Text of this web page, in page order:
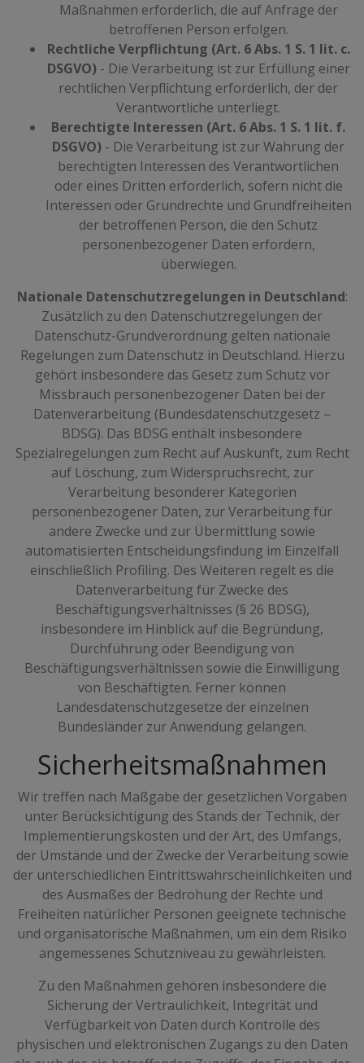
Maßnahmen erforderlich, die auf Anfrage der
betroffenen Person erfolgen.
Rechtliche Verpflichtung (Art. 6 Abs. 1 S. 1 lit. c.
DSGVO)- Die Verarbeitung ist zur Erfüllung einer
rechtlichen Verpflichtung erforderlich, der der
Verantwortliche unterliegt.
Berechtigte Interessen (Art. 6 Abs. 1 S. 1 lit. f.
DSGVO) - Die Verarbeitung ist zur Wahrung der
berechtigten Interessen des Verantwortlichen
oder eines Dritten erforderlich, sofern nicht die
Interessen oder Grundrechte und Grundfreiheiten
der betroffenen Person, die den Schutz
personenbezogener Daten erfordern,
überwiegen.
Nationale Datenschutzregelungen in Deutschland:
Zusätzlich zu den Datenschutzregelungen der
Datenschutz-Grundverordnung gelten nationale
Regelungen zum Datenschutz in Deutschland. Hierzu
gehört insbesondere das Gesetz zum Schutz vor
Missbrauch personenbezogener Daten bei der
Datenverarbeitung (Bundesdatenschutzgesetz –
BDSG). Das BDSG enthält insbesondere
Spezialregelungen zum Recht auf Auskunft, zum Recht
auf Löschung, zum Widerspruchsrecht, zur
Verarbeitung besonderer Kategorien
personenbezogener Daten, zur Verarbeitung für
andere Zwecke und zur Übermittlung sowie
automatisierten Entscheidungsfindung im Einzelfall
einschließlich Profiling. Des Weiteren regelt es die
Datenverarbeitung für Zwecke des
Beschäftigungsverhältnisses (§ 26 BDSG),
insbesondere im Hinblick auf die Begründung,
Durchführung oder Beendigung von
Beschäftigungsverhältnissen sowie die Einwilligung
von Beschäftigten. Ferner können
Landesdatenschutzgesetze der einzelnen
Bundesländer zur Anwendung gelangen.
Sicherheitsmaßnahmen
Wir treffen nach Maßgabe der gesetzlichen Vorgaben
unter Berücksichtigung des Stands der Technik, der
Implementierungskosten und der Art, des Umfangs,
der Umstände und der Zwecke der Verarbeitung sowie
der unterschiedlichen Eintrittswahrscheinlichkeiten und
des Ausmaßes der Bedrohung der Rechte und
Freiheiten natürlicher Personen geeignete technische
und organisatorische Maßnahmen, um ein dem Risiko
angemessenes Schutzniveau zu gewährleisten.
Zu den Maßnahmen gehören insbesondere die
Sicherung der Vertraulichkeit, Integrität und
Verfügbarkeit von Daten durch Kontrolle des
physischen und elektronischen Zugangs zu den Daten